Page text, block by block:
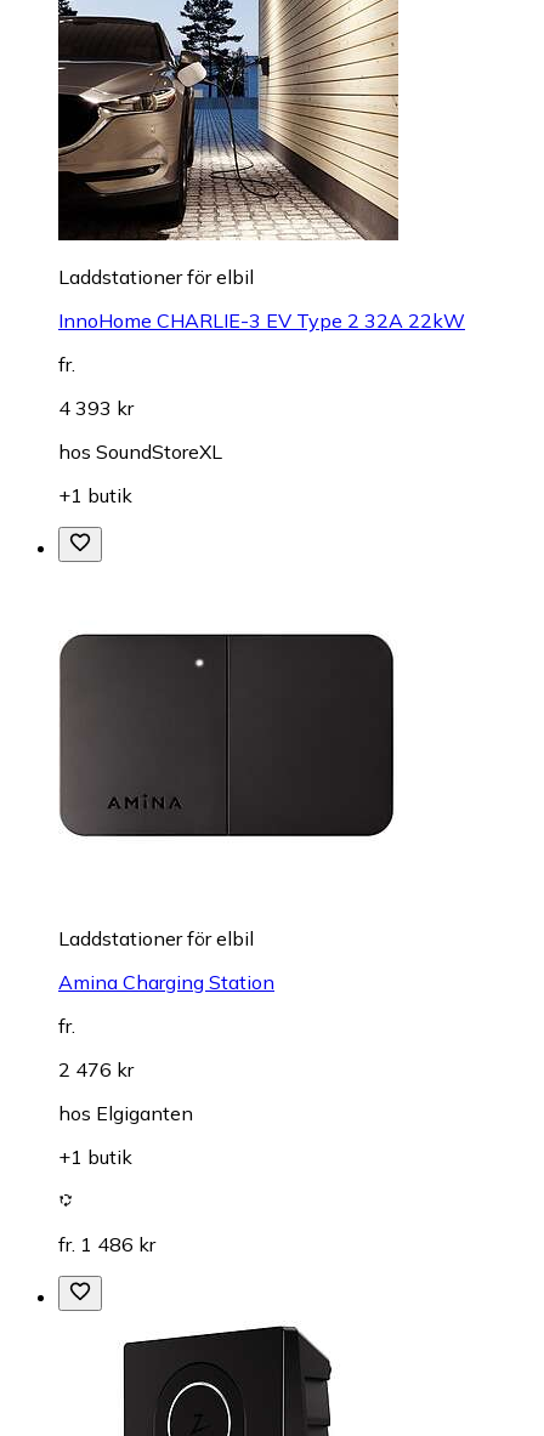
Laddstationer för elbil
InnoHome CHARLIE-3 EV Type 2 32A 22kW
fr.
4 393 kr
hos SoundStoreXL
+1 butik
Laddstationer för elbil
Amina Charging Station
fr.
2 476 kr
hos Elgiganten
+1 butik
fr. 1 486 kr